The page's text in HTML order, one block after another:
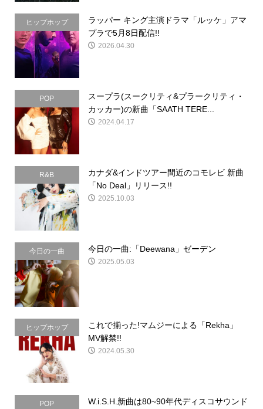
ヒップホップ
ラッパー キング主演ドラマ「ルッケ」アマ
プラで5月8日配信!!
2026.04.30
POP
スープラ(スークリティ&プラークリティ・
カッカー)の新曲「SAATH TERE...
2024.04.17
R&B
カナダ&インドツアー間近のコモレビ 新曲
「No Deal」リリース!!
2025.10.03
今日の一曲 今日の一曲:「Deewana」ゼーデン
2025.05.03
ヒップホップ
これで揃った!マムジーによる「Rekha」
MV解禁!!
2024.05.30
POP
W.i.S.H.新曲は80~90年代ディスコサウンド